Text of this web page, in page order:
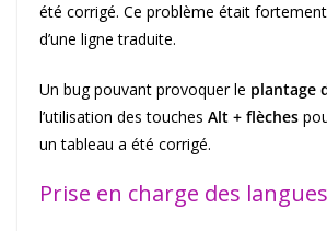
été corrigé. Ce problème était fortement
d’une ligne traduite.
Un bug pouvant provoquer le plantage
l’utilisation des touches Alt + flèches
un tableau a été corrigé.
Prise en charge des langues